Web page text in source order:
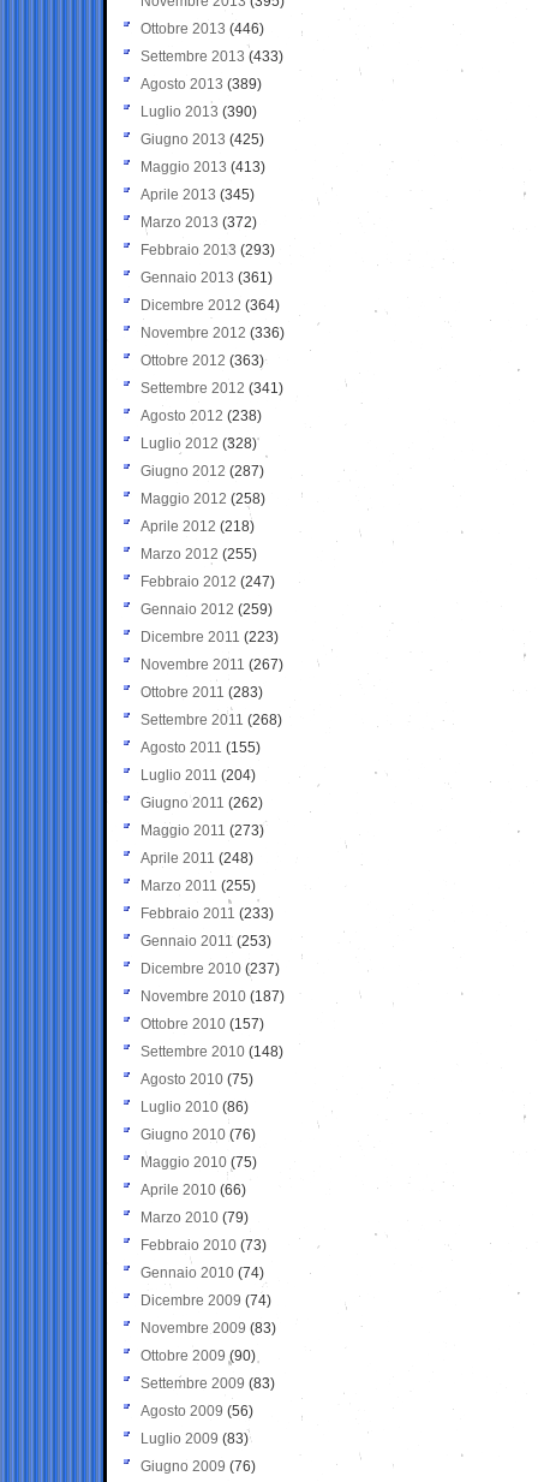
Ottobre 2013 (446)
Settembre 2013 (433)
Agosto 2013 (389)
Luglio 2013 (390)
Giugno 2013 (425)
Maggio 2013 (413)
Aprile 2013 (345)
Marzo 2013 (372)
Febbraio 2013 (293)
Gennaio 2013 (361)
Dicembre 2012 (364)
Novembre 2012 (336)
Ottobre 2012 (363)
Settembre 2012 (341)
Agosto 2012 (238)
Luglio 2012 (328)
Giugno 2012 (287)
Maggio 2012 (258)
Aprile 2012 (218)
Marzo 2012 (255)
Febbraio 2012 (247)
Gennaio 2012 (259)
Dicembre 2011 (223)
Novembre 2011 (267)
Ottobre 2011 (283)
Settembre 2011 (268)
Agosto 2011 (155)
Luglio 2011 (204)
Giugno 2011 (262)
Maggio 2011 (273)
Aprile 2011 (248)
Marzo 2011 (255)
Febbraio 2011 (233)
Gennaio 2011 (253)
Dicembre 2010 (237)
Novembre 2010 (187)
Ottobre 2010 (157)
Settembre 2010 (148)
Agosto 2010 (75)
Luglio 2010 (86)
Giugno 2010 (76)
Maggio 2010 (75)
Aprile 2010 (66)
Marzo 2010 (79)
Febbraio 2010 (73)
Gennaio 2010 (74)
Dicembre 2009 (74)
Novembre 2009 (83)
Ottobre 2009 (90)
Settembre 2009 (83)
Agosto 2009 (56)
Luglio 2009 (83)
Giugno 2009 (76)